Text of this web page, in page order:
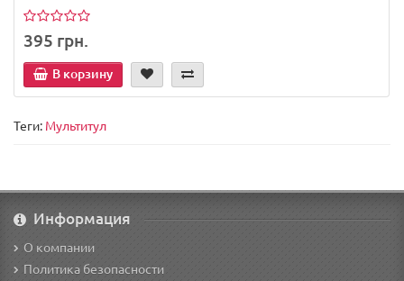
395 грн.
В корзину
Теги: Мультитул
Информация
О компании
Политика безопасности